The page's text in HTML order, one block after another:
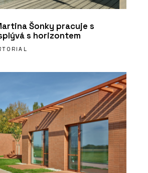
Šonky pracuje s
s horizontem